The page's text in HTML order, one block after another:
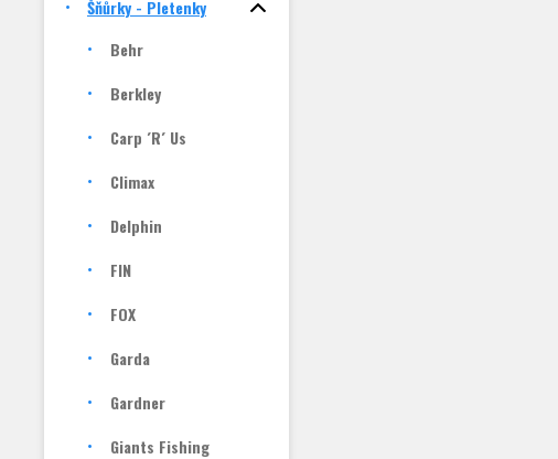
Šňůrky - Pletenky
Behr
Berkley
Carp ´R´ Us
Climax
Delphin
FIN
FOX
Garda
Gardner
Giants Fishing